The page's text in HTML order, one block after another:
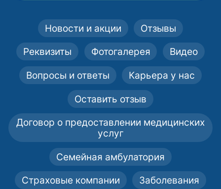
Новости и акции Отзывы
Реквизиты Фотогалерея Видео
Вопросы и ответы Карьера у нас
Оставить отзыв
Договор о предоставлении медицинских
услуг
Семейная амбулатория
Страховые компании Заболевания